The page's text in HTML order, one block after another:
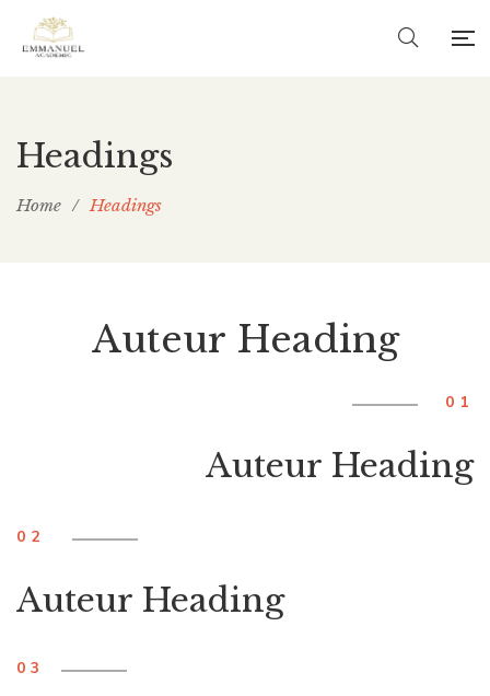
Headings
Home / Headings
Auteur Heading
01
Auteur Heading
02
Auteur Heading
03